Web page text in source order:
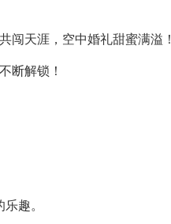
闯天涯，空中婚礼甜蜜满溢！
断解锁！
趣。